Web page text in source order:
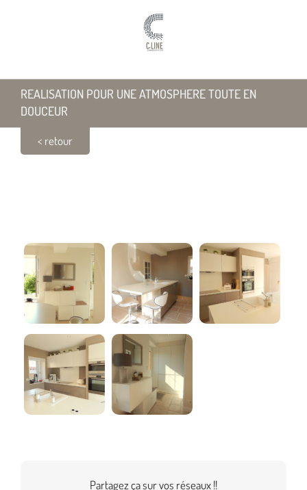
REALISATION POUR UNE ATMOSPHERE TOUTE EN
DOUCEUR
< retour
Partagez ça sur vos réseaux !!